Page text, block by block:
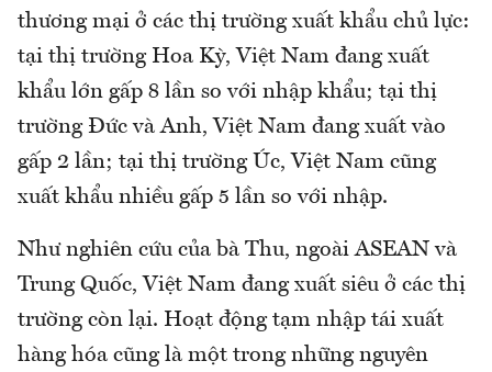
thương mại ở các thị trường xuất khẩu chủ lực:
tại thị trường Hoa Kỳ, Việt Nam đang xuất
khẩu lớn gấp 8 lần so với nhập khẩu; tại thị
trường Đức và Anh, Việt Nam đang xuất vào
gấp 2 lần; tại thị trường Úc, Việt Nam cũng
xuất khẩu nhiều gấp 5 lần so với nhập.
Như nghiên cứu của bà Thu, ngoài ASEAN và
Trung Quốc, Việt Nam đang xuất siêu ở các thị
trường còn lại. Hoạt động tạm nhập tái xuất
hàng hóa cũng là một trong những nguyên